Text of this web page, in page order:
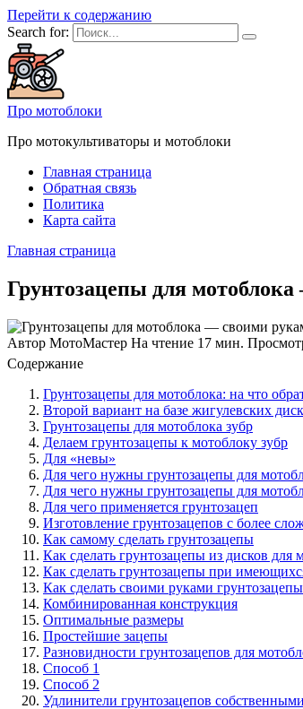
Перейти к содержанию
Search for:
Про мотоблоки
Про мотокультиваторы и мотоблоки
Главная страница
Обратная связь
Политика
Карта сайта
Главная страница
Грунтозацепы для
Автор МотоМастер На чтение 17 мин.
Содержание
Грунтозацепы для мотоблока: на что
Второй вариант на базе жигулевских
Грунтозацепы для мотоблока зубр
Делаем грунтозацепы к мотоблоку зубр
Для «невы»
Для чего нужны грунтозацепы для
Для чего нужны грунтозацепы для
Для чего применяется грунтозацеп
Изготовление грунтозацепов с более
Как самому сделать грунтозацепы
Как сделать грунтозацепы из дисков для
Как сделать грунтозацепы при
Как сделать своими руками
Комбинированная конструкция
Оптимальные размеры
Простейшие зацепы
Разновидности грунтозацепов для
Способ 1
Способ 2
Удлинители грунтозацепов